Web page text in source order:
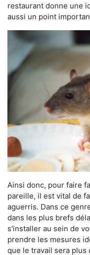
restaurant donne une
aussi un point
Ainsi donc, pour faire
pareille, il est vital de
aguerris. Dans ce
dans les plus brefs
s'installer au sein de
prendre les mesures
que le travail sera plus